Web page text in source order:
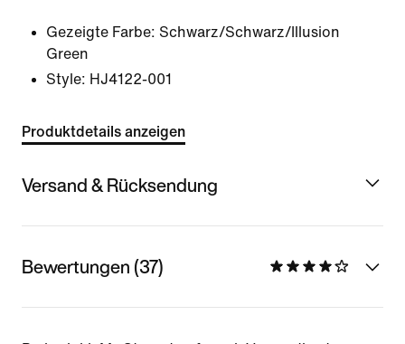
Gezeigte Farbe: Schwarz/Schwarz/Illusion
Green
Style: HJ4122-001
Produktdetails anzeigen
Versand & Rücksendung
Bewertungen (37)